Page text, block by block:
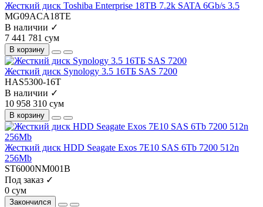
Жесткий диск Toshiba Enterprise 18TB 7.2k SATA 6Gb/s 3.5
MG09ACA18TE
В наличии ✓
7 441 781 сум
В корзину
Жесткий диск Synology 3.5 16TБ SAS 7200
HAS5300-16T
В наличии ✓
10 958 310 сум
В корзину
Жесткий диск HDD Seagate Exos 7E10 SAS 6Tb 7200 512n
256Mb
ST6000NM001B
Под заказ ✓
0 сум
Закончился